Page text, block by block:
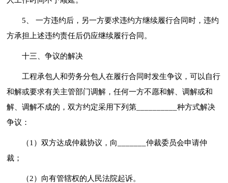
5、 一方违约后，另一方要求违约方继续履行合同时，违约
方承担上述违约责任后仍应继续履行合同。
十三、争议的解决
工程承包人和劳务分包人在履行合同时发生争议，可以自行
和解或要求有关主管部门调解，任何一方不愿和解、调解或和
解、调解不成的，双方约定采用下列第__________种方式解决
争议：
（1）双方达成仲裁协议，向_______仲裁委员会申请仲
裁；
（2）向有管辖权的人民法院起诉。